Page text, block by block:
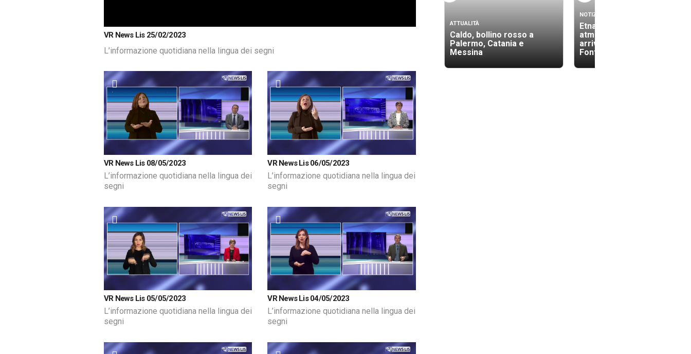
VR News Lis 25/02/2023
L’informazione quotidiana nella lingua dei segni
VR News Lis 08/05/2023
L’informazione quotidiana nella lingua dei
segni
VR News Lis 06/05/2023
L’informazione quotidiana nella lingua dei
segni
VR News Lis 05/05/2023
L’informazione quotidiana nella lingua dei
segni
VR News Lis 04/05/2023
L’informazione quotidiana nella lingua dei
segni
ATTUALITÀ
Caldo, bollino rosso a
Palermo, Catania e
Messina
NOTIZIE
Etna, cenere vulcanica in
atmosfera: sospesi gli
arrivi all’aeroporto di
Fontanarossa